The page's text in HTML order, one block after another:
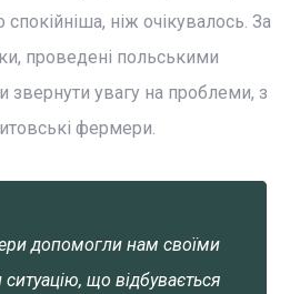
спокійніша, ніж очікувалось. За
проведені польськими
увагу на проблеми, з
фермери.
допомогли нам своїми
що відбувається